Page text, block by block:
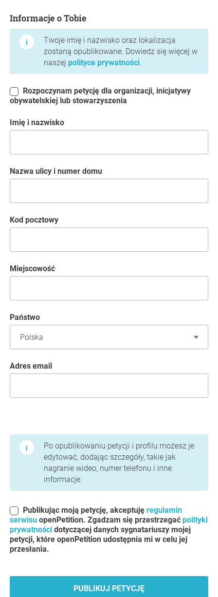
Informacje o Tobie
Twoje imię i nazwisko oraz lokalizacja
zostaną opublikowane. Dowiedz się więcej w
naszej polityce prywatności.
obywatelskiej lub stowarzyszenia
Imię i nazwisko
Nazwa ulicy i numer domu
kod pocztowy
Miejscowość
Państwo
Adres email
Po opublikowaniu petycji i profilu możesz je
edytować, dodając szczegóły, takie jak
nagranie wideo, numer telefonu i inne
informacje.
Publikując moją petycję, akceptuję regulamin
serwisu openPetition. Zgadzam się przestrzegać polityki
prywatności dotyczącej danych sygnatariuszy mojej
petycji, które openPetition udostępnia mi w celu jej
przesłania.
PUBLIKUJ PETYCJĘ